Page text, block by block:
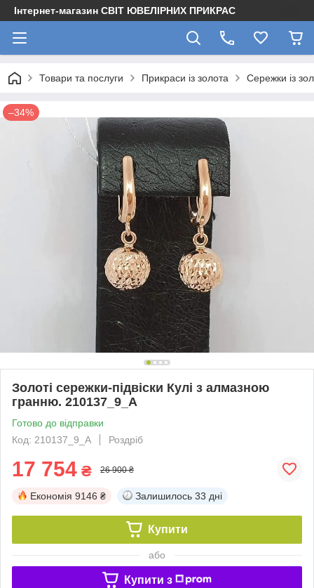
Інтернет-магазин СВІТ ЮВЕЛІРНИХ ПРИКРАС
Товари та послуги Прикраси із золота Сережки із
–34%
Золоті сережки-підвіски Кулі з алмазною
гранню. 210137_9_А
Готово до відправки
Код: 210137_9_А
Роздріб
17 754 ₴ 26 900 ₴
Економія 9146 ₴ Залишилось 33 дні
Купити
або
Купити з